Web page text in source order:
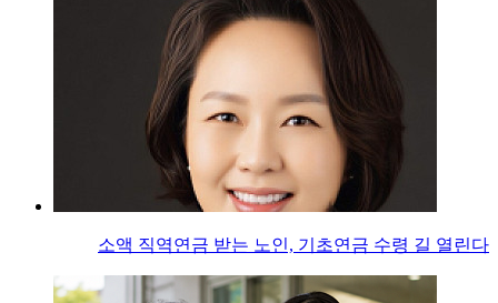
소액 직역연금 받는 노인, 기초연금 수령 길 열린다